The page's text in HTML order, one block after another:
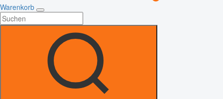
Warenkorb